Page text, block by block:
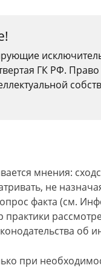
ГК РФ.
мнения:
не
факта (см.
об
при